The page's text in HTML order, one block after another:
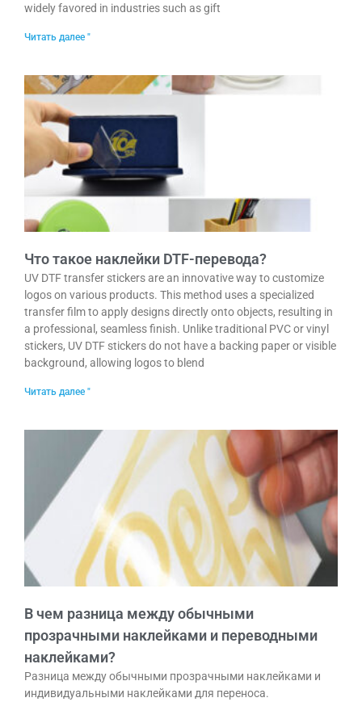
widely favored in industries such as gift
Читать далее "
Что такое наклейки DTF-перевода?
UV DTF transfer stickers are an innovative way to customize
logos on various products. This method uses a specialized
transfer film to apply designs directly onto objects, resulting in
a professional, seamless finish. Unlike traditional PVC or vinyl
stickers, UV DTF stickers do not have a backing paper or visible
background, allowing logos to blend
Читать далее "
В чем разница между обычными
прозрачными наклейками и переводными
наклейками?
Разница между обычными прозрачными наклейками и
индивидуальными наклейками для переноса.